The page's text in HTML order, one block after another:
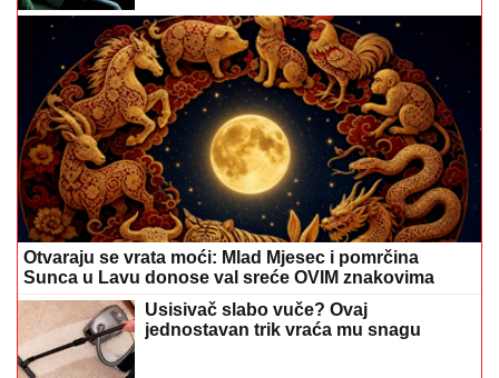
Otvaraju se vrata moći: Mlad Mjesec i pomrčina
Sunca u Lavu donose val sreće OVIM znakovima
Usisivač slabo vuče? Ovaj
jednostavan trik vraća mu snagu